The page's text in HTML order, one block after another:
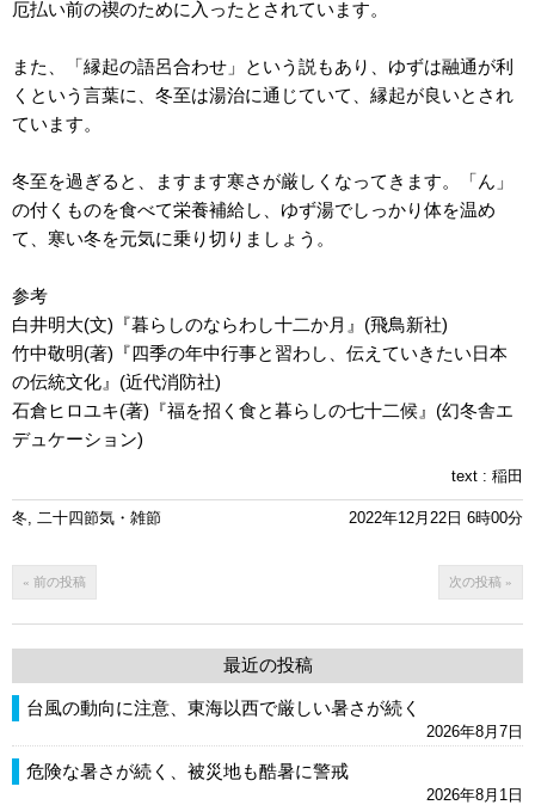
厄払い前の禊のために入ったとされています。
また、「縁起の語呂合わせ」という説もあり、ゆずは融通が利
くという言葉に、冬至は湯治に通じていて、縁起が良いとされ
ています。
冬至を過ぎると、ますます寒さが厳しくなってきます。「ん」
の付くものを食べて栄養補給し、ゆず湯でしっかり体を温め
て、寒い冬を元気に乗り切りましょう。
参考
白井明大(文)『暮らしのならわし十二か月』(飛鳥新社)
竹中敬明(著)『四季の年中行事と習わし、伝えていきたい日本
の伝統文化』(近代消防社)
石倉ヒロユキ(著)『福を招く食と暮らしの七十二候』(幻冬舎エ
デュケーション)
text : 稲田
冬 二十四節気・雑節 2022年12月22日 6時00分
« 前の投稿 次の投稿 »
最近の投稿
台風の動向に注意、東海以西で厳しい暑さが続く
2026年8月7日
危険な暑さが続く、被災地も酷暑に警戒
2026年8月1日